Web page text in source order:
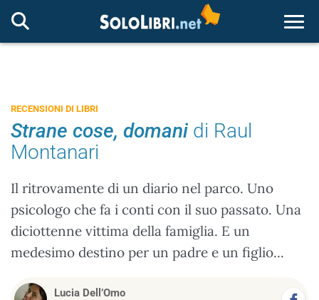
RECENSIONI DI LIBRI
Strane cose, domani di Raul
Montanari
Il ritrovamente di un diario nel parco. Uno
psicologo che fa i conti con il suo passato. Una
diciottenne vittima della famiglia. E un
medesimo destino per un padre e un figlio...
Lucia Dell’Omo